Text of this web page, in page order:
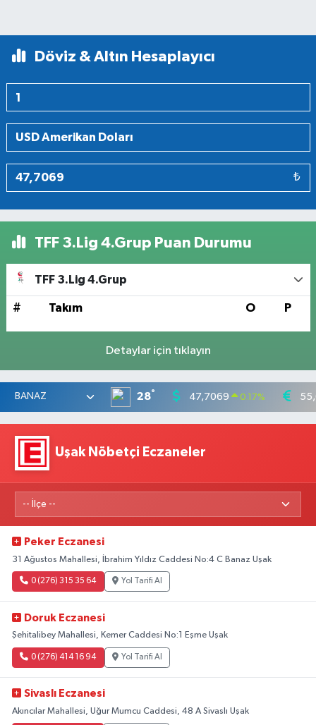
Döviz & Altın Hesaplayıcı
₺
TFF 3.Lig 4.Grup Puan Durumu
TFF 3.Lig 4.Grup
# Takım O P
Detaylar için tıklayın
28° 47,7069 0.17%
Uşak Nöbetçi Eczaneler
Peker Eczanesi
31 Ağustos Mahallesi, İbrahim Yıldız Caddesi No:4 C Banaz Uşak
0 (276) 315 35 64 Yol Tarifi Al
Doruk Eczanesi
Şehitalibey Mahallesi, Kemer Caddesi No:1 Eşme Uşak
0 (276) 414 16 94 Yol Tarifi Al
Sivaslı Eczanesi
Akıncılar Mahallesi, Uğur Mumcu Caddesi, 48 A Sivaslı Uşak